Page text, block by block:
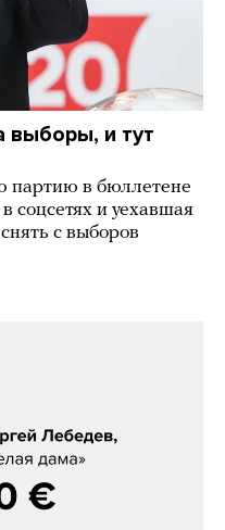
выборы, и тут
партию в бюллетене
и уехавшая
с выборов